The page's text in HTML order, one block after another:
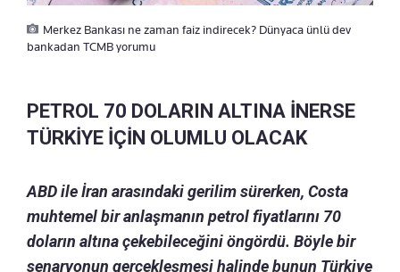
Merkez Bankası ne zaman faiz indirecek? Dünyaca ünlü dev
bankadan TCMB yorumu
PETROL 70 DOLARIN ALTINA İNERSE
TÜRKİYE İÇİN OLUMLU OLACAK
ABD ile İran arasındaki gerilim sürerken, Costa
muhtemel bir anlaşmanın petrol fiyatlarını 70
doların altına çekebileceğini öngördü. Böyle bir
senaryonun gerçekleşmesi halinde bunun Türkiye